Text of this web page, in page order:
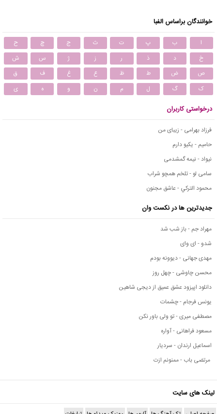
خوانندگان براساس الفبا
ا ب پ ت ث ج چ
ح
خ
د ذ ر ز ژ س
ش
ص
ض ط ظ ع غ ف
ق
ک
گ ل م ن و ه ی
درخواستی کاربران
فرزاد بهرامی - زیبای من
حامیم - یکیو دارم
نیواد - نیمه گمشدمی
سامی لو - تلخم همچو شراب
محمود التركي - عاشق مجنون
جدیدترین ها در نکست وان
مهراد جم - باز شب شد
شدو - ای وای
مهدی جهانی - دیوونه بودم
محسن چاوشی - چهل روز
دانلود اپیزود عشق عمیق از دیجی شاهین
یونس فرجام - چشمات
مصطفی میری - تو ولی باور نکن
مسعود فراهانی - آواره
اسماعیل ارندان - سردیار
مرتضی باب - ممنونم ازت
لینک های سایت